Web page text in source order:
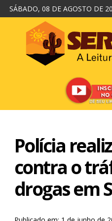
SÁBADO, 08 DE AGOSTO DE
Polícia
contra o
drogas em